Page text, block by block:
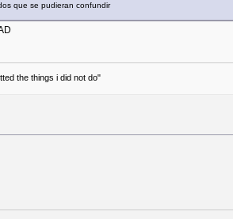
que se pudieran confundir
the things i did not do"